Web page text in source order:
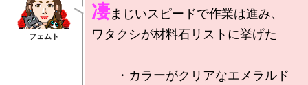
凄まじいスピードで作業は進み、
ワタクシが材料石リストに挙げた
・カラーがクリアなエメラルド